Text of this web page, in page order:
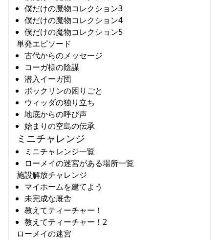
僕だけの魔物コレクション3
僕だけの魔物コレクション4
僕だけの魔物コレクション5
単発エピソード
古代からのメッセージ
コーガ様の陰謀
潜入イーガ団
ボックリンの困りごと
ウィッダの独り立ち
地底からの呼び声
始まりの空島の伝承
ミニチャレンジ
ミニチャレンジ一覧
ローメイの迷宮がある場所一覧
施設解放チャレンジ
マイホームを建てよう
未完成な厩舎
教えてティーチャー！
教えてティーチャー！2
ローメイの迷宮